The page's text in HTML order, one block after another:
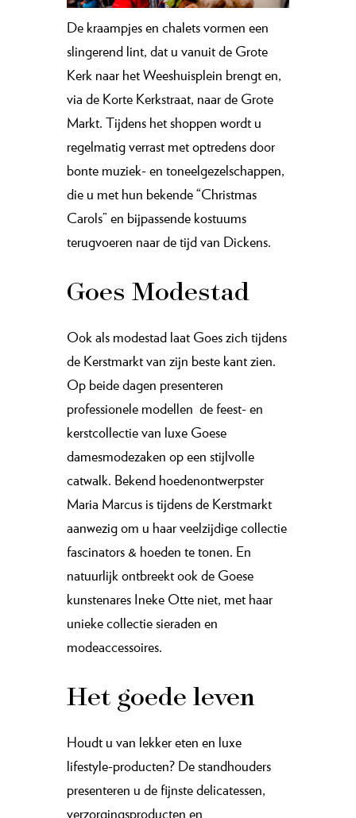
De kraampjes en chalets vormen een
slingerend lint, dat u vanuit de Grote
Kerk naar het Weeshuisplein brengt en,
via de Korte Kerkstraat, naar de Grote
Markt. Tijdens het shoppen wordt u
regelmatig verrast met optredens door
bonte muziek- en toneelgezelschappen,
die u met hun bekende “Christmas
Carols” en bijpassende kostuums
terugvoeren naar de tijd van Dickens.
Goes Modestad
Ook als modestad laat Goes zich tijdens
de Kerstmarkt van zijn beste kant zien.
Op beide dagen presenteren
professionele modellen de feest- en
kerstcollectie van luxe Goese
damesmodezaken op een stijlvolle
catwalk. Bekend hoedenontwerpster
Maria Marcus is tijdens de Kerstmarkt
aanwezig om u haar veelzijdige collectie
fascinators & hoeden te tonen. En
natuurlijk ontbreekt ook de Goese
kunstenares Ineke Otte niet, met haar
unieke collectie sieraden en
modeaccessoires.
Het goede leven
Houdt u van lekker eten en luxe
lifestyle-producten? De standhouders
presenteren u de fijnste delicatessen,
verzorgingsproducten en